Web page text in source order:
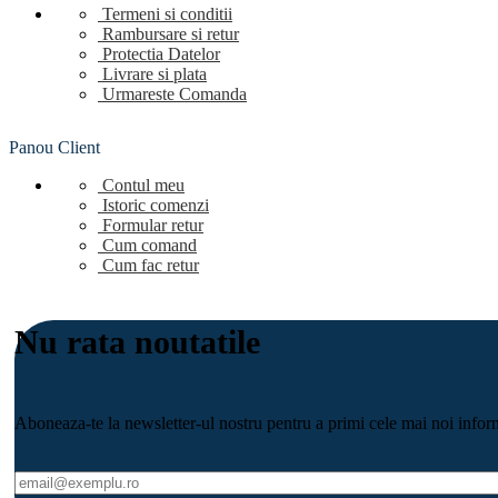
Termeni si conditii
Rambursare si retur
Protectia Datelor
Livrare si plata
Urmareste Comanda
Panou Client
Contul meu
Istoric comenzi
Formular retur
Cum comand
Cum fac retur
Nu rata noutatile
Aboneaza-te la newsletter-ul nostru pentru a primi cele mai noi